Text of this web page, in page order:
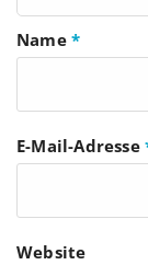
Name *
E-Mail-Adresse
Website